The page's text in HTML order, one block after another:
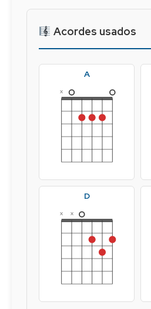
Acordes usados
A
x
D
x x